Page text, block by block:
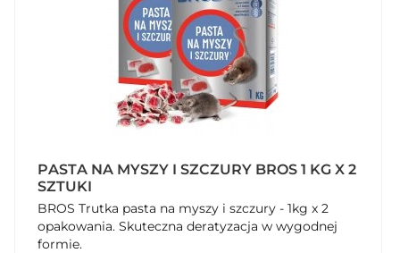
PASTA NA MYSZY I SZCZURY BROS 1 KG X 2
SZTUKI
BROS Trutka pasta na myszy i szczury - 1kg x 2
opakowania. Skuteczna deratyzacja w wygodnej
formie.